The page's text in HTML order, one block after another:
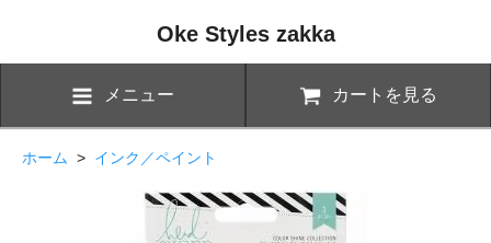
Oke Styles zakka
メニュー カートを見る
ホーム > インク／ペイント